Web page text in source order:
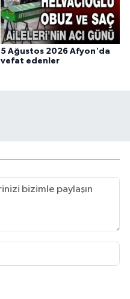
5 Ağustos 2026 Afyon'da
vefat edenler